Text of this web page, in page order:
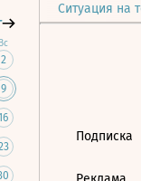
Ситуация на
Вс
2
9
Подписка